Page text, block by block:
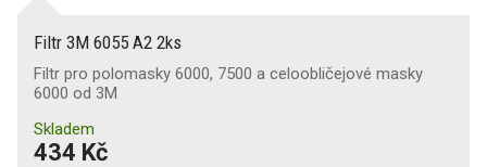
Filtr 3M 6055 A2 2ks
Filtr pro polomasky 6000, 7500 a celoobličejové masky
6000 od 3M
Skladem
434 Kč